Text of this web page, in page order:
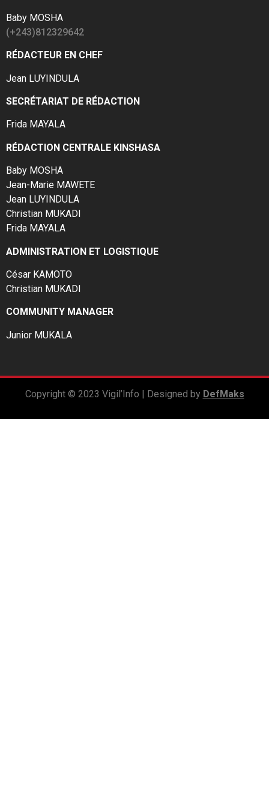
Baby MOSHA
(+243)812329642
RÉDACTEUR EN CHEF
Jean LUYINDULA
SECRÉTARIAT DE RÉDACTION
Frida MAYALA
RÉDACTION CENTRALE KINSHASA
Baby MOSHA
Jean-Marie MAWETE
Jean LUYINDULA
Christian MUKADI
Frida MAYALA
ADMINISTRATION ET LOGISTIQUE
César KAMOTO
Christian MUKADI
COMMUNITY MANAGER
Junior MUKALA
Copyright © 2023 Vigil’Info | Designed by DefMaks